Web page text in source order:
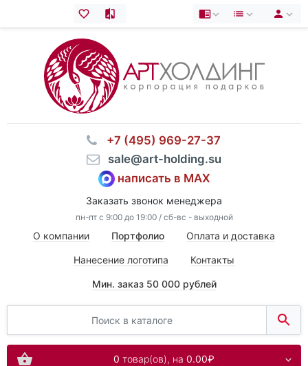
⠀+7 (495) 969-27-37
⠀sale@art-holding.su
написать в MAX
Заказать звонок менеджера
пн-пт с 9:00 до 19:00 / сб-вс - выходной
О компании Портфолио Оплата и доставка
Нанесение логотипа Контакты
Мин. заказ 50 000 рублей
0 товар(ов), на 0.00₽